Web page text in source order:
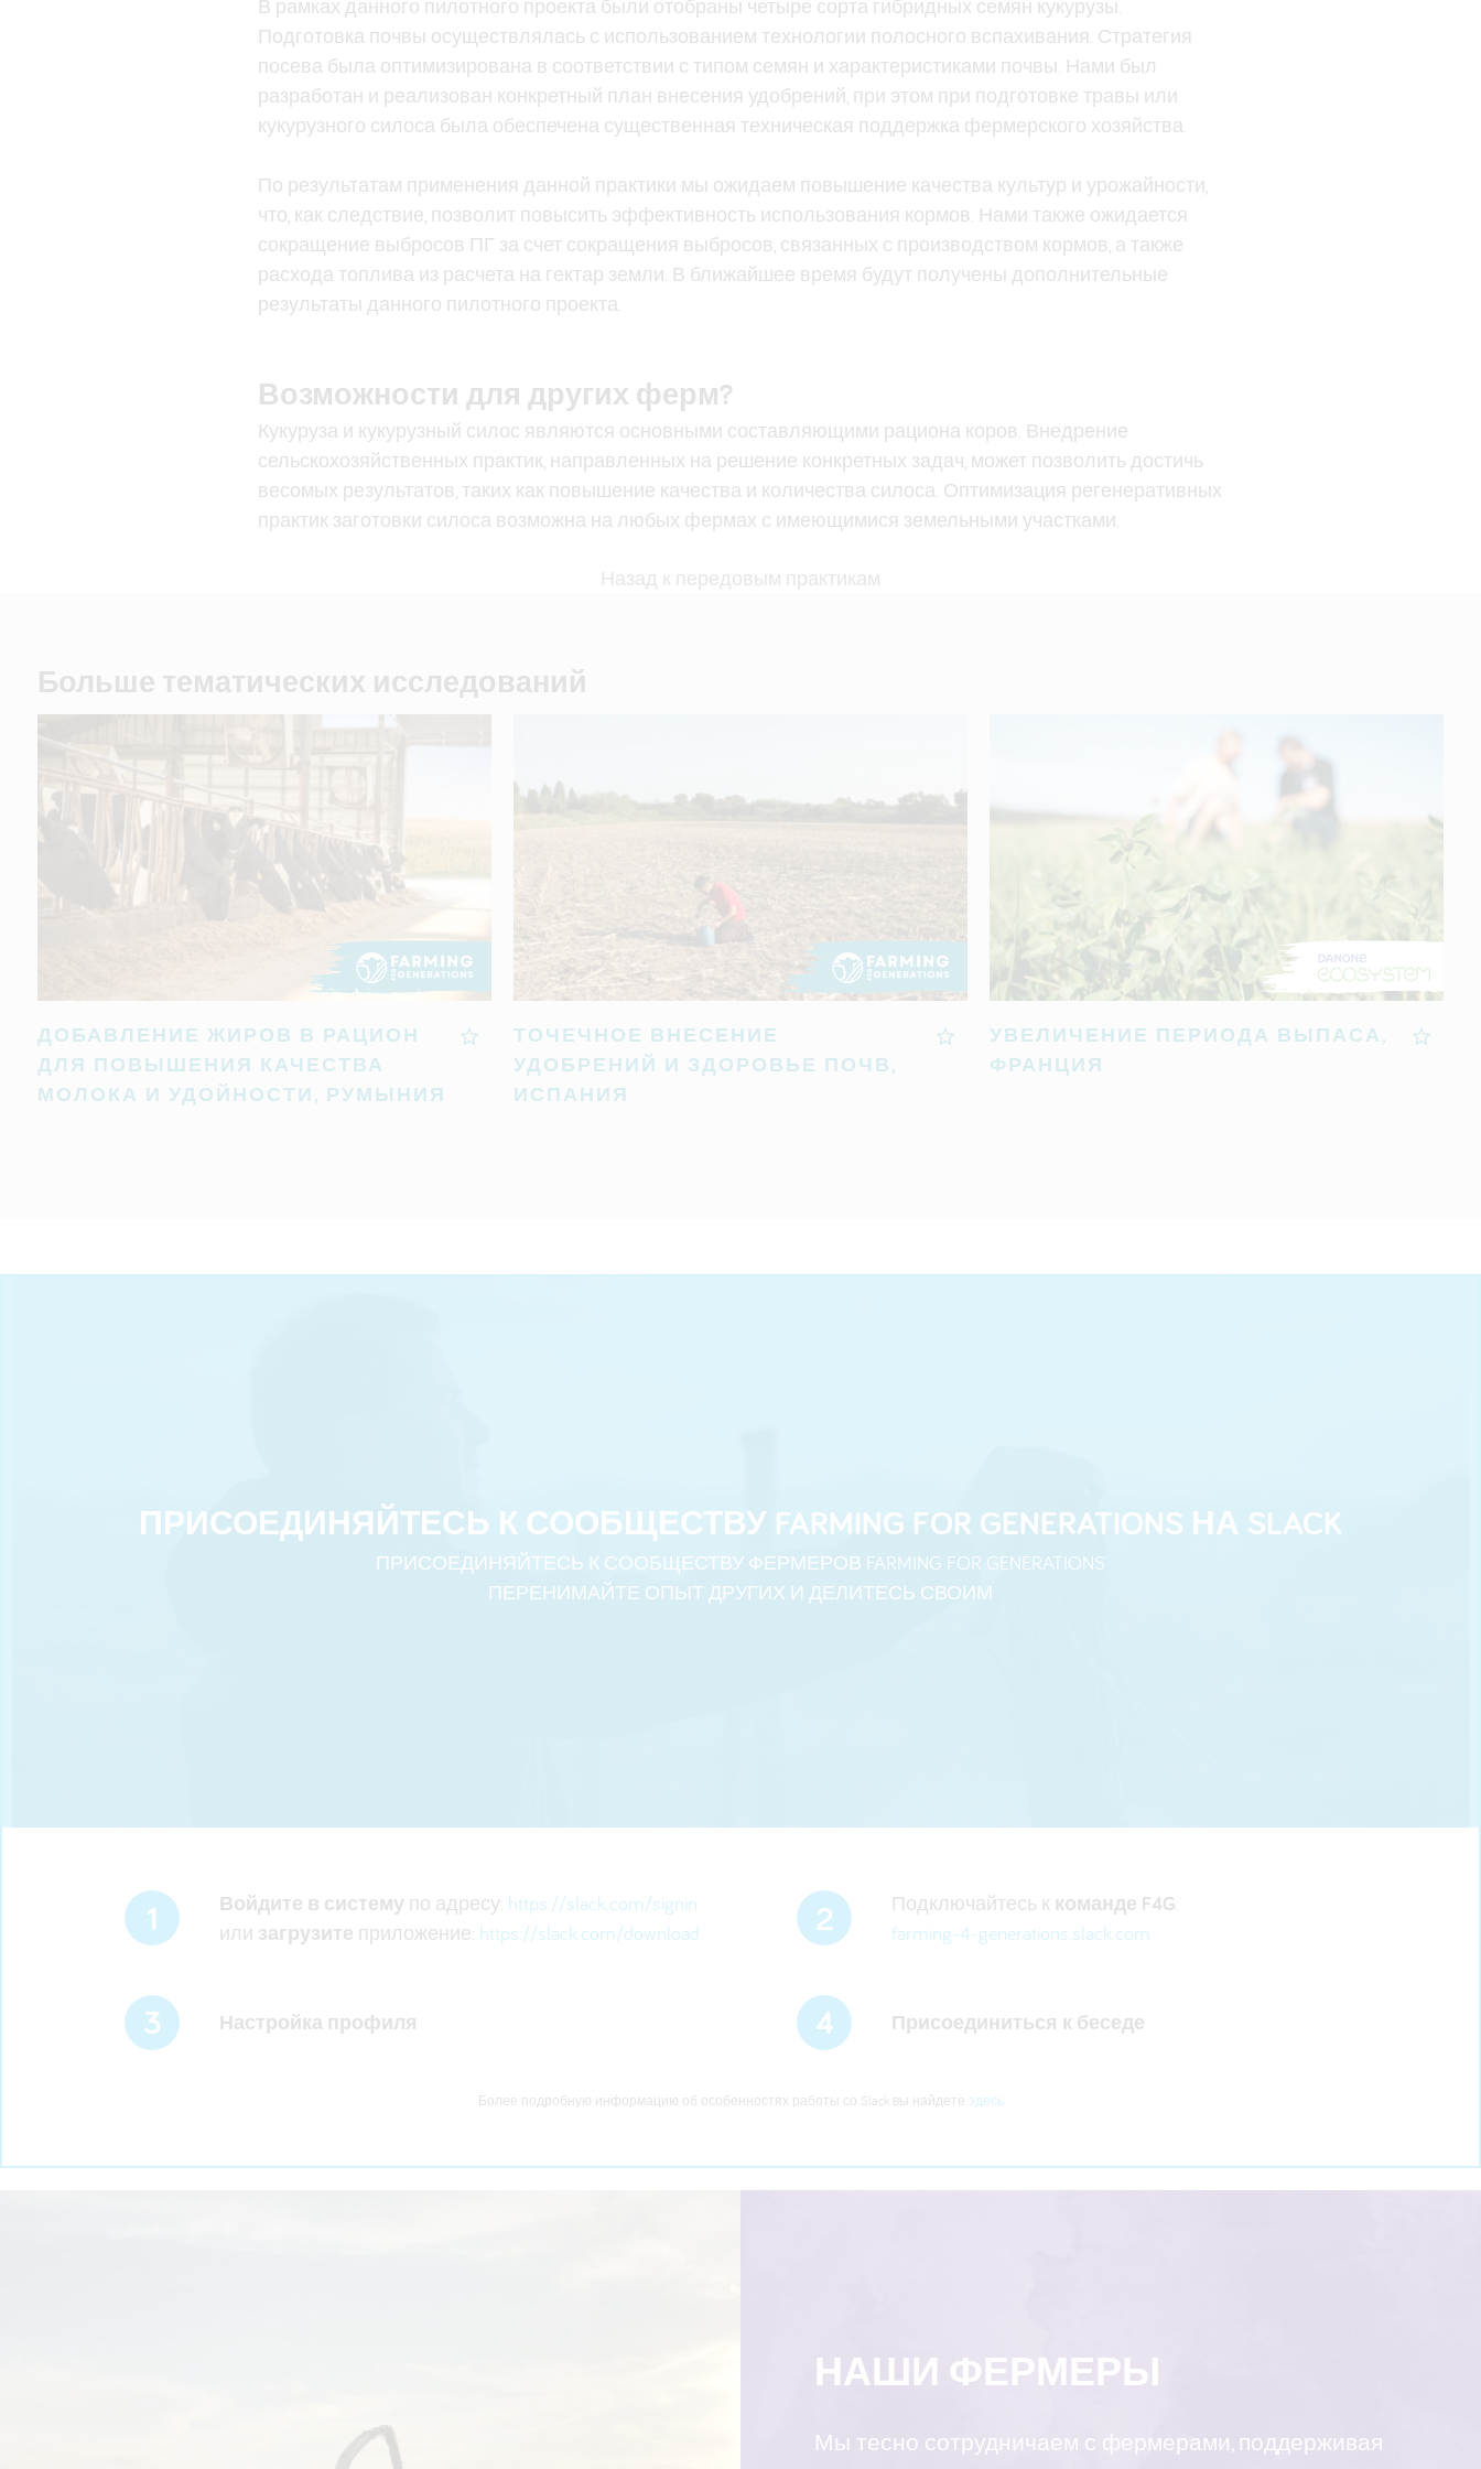
В рамках данного пилотного проекта были отобраны четыре сорта гибридных семян кукурузы.
Подготовка почвы осуществлялась с использованием технологии полосного вспахивания. Стратегия
посева была оптимизирована в соответствии с типом семян и характеристиками почвы. Нами был
разработан и реализован конкретный план внесения удобрений, при этом при подготовке травы или
кукурузного силоса была обеспечена существенная техническая поддержка фермерского хозяйства.
По результатам применения данной практики мы ожидаем повышение качества культур и урожайности,
что, как следствие, позволит повысить эффективность использования кормов. Нами также ожидается
сокращение выбросов ПГ за счет сокращения выбросов, связанных с производством кормов, а также
расхода топлива из расчета на гектар земли. В ближайшее время будут получены дополнительные
результаты данного пилотного проекта.
Возможности для других ферм?
Кукуруза и кукурузный силос являются основными составляющими рациона коров. Внедрение
сельскохозяйственных практик, направленных на решение конкретных задач, может позволить достичь
весомых результатов, таких как повышение качества и количества силоса. Оптимизация регенеративных
практик заготовки силоса возможна на любых фермах с имеющимися земельными участками.
Назад к передовым практикам
Больше тематических исследований
ДОБАВЛЕНИЕ ЖИРОВ В РАЦИОН
ДЛЯ ПОВЫШЕНИЯ КАЧЕСТВА
МОЛОКА И УДОЙНОСТИ, РУМЫНИЯ
ТОЧЕЧНОЕ ВНЕСЕНИЕ
УДОБРЕНИЙ И ЗДОРОВЬЕ ПОЧВ,
ИСПАНИЯ
УВЕЛИЧЕНИЕ ПЕРИОДА ВЫПАСА,
ФРАНЦИЯ
ПРИСОЕДИНЯЙТЕСЬ К СООБЩЕСТВУ FARMING FOR GENERATIONS НА SLACK
ПРИСОЕДИНЯЙТЕСЬ К СООБЩЕСТВУ ФЕРМЕРОВ FARMING FOR GENERATIONS
ПЕРЕНИМАЙТЕ ОПЫТ ДРУГИХ И ДЕЛИТЕСЬ СВОИМ
1 Войдите в систему по адресу: https://slack.com/signin
или загрузите приложение: https://slack.com/download 2 Подключайтесь к команде F4G:
farming-4-generations.slack.com
3 Настройка профиля 4 Присоединиться к беседе
Более подробную информацию об особенностях работы со Slack вы найдете здесь
НАШИ ФЕРМЕРЫ
Мы тесно сотрудничаем с фермерами, поддерживая